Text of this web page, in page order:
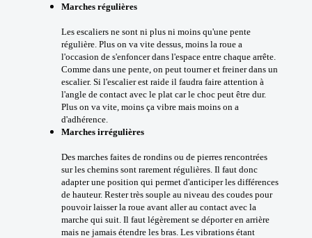
Marches régulières
Les escaliers ne sont ni plus ni moins qu'une pente
régulière. Plus on va vite dessus, moins la roue a
l'occasion de s'enfoncer dans l'espace entre chaque arrête.
Comme dans une pente, on peut tourner et freiner dans un
escalier. Si l'escalier est raide il faudra faire attention à
l'angle de contact avec le plat car le choc peut être dur.
Plus on va vite, moins ça vibre mais moins on a
d'adhérence.
Marches irrégulières
Des marches faites de rondins ou de pierres rencontrées
sur les chemins sont rarement régulières. Il faut donc
adapter une position qui permet d'anticiper les différences
de hauteur. Rester très souple au niveau des coudes pour
pouvoir laisser la roue avant aller au contact avec la
marche qui suit. Il faut légèrement se déporter en arrière
mais ne jamais étendre les bras. Les vibrations étant